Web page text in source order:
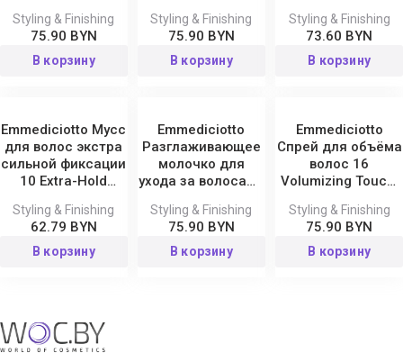
Styling & Finishing
75.90 BYN
В корзину
Styling & Finishing
75.90 BYN
В корзину
Styling & Finishing
73.60 BYN
В корзину
Emmediciotto Мусс
для волос экстра
сильной фиксации
10 Extra-Hold
Styling & Finishing
62.79 BYN
В корзину
Emmediciotto
Разглаживающее
молочко для
ухода за волосами
125 мл
Styling & Finishing
75.90 BYN
В корзину
Emmediciotto
Спрей для объёма
волос 16
Volumizing Touch,
Styling & Finishing
75.90 BYN
В корзину